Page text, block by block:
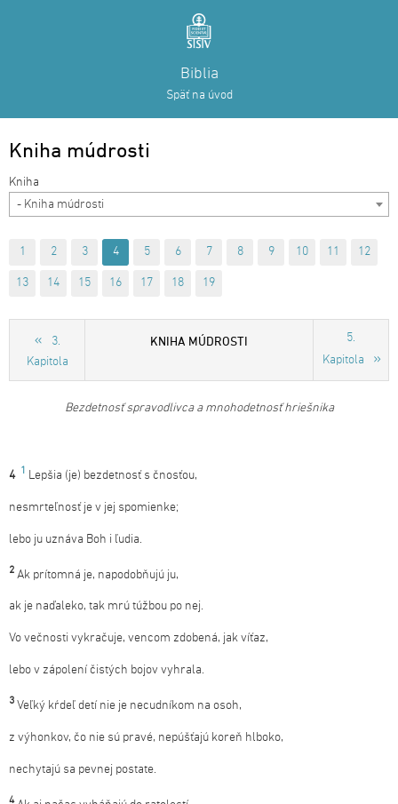
Biblia
Späť na úvod
Kniha múdrosti
- Kniha múdrosti
1 2 3 4 5 6 7 8 9 10 11 12
13 14 15 16 17 18 19
3.
Kapitola
KNIHA MÚDROSTI
5.
Kapitola
Bezdetnosť spravodlivca a mnohodetnosť hriešnika
4 1 Lepšia (je) bezdetnosť s čnosťou,
nesmrteľnosť je v jej spomienke;
lebo ju uznáva Boh i ľudia.
2 Ak prítomná je, napodobňujú ju,
ak je naďaleko, tak mrú túžbou po nej.
Vo večnosti vykračuje, vencom zdobená, jak víťaz,
lebo v zápolení čistých bojov vyhrala.
3 Veľký kŕdeľ detí nie je necudníkom na osoh,
z výhonkov, čo nie sú pravé, nepúšťajú koreň hlboko,
nechytajú sa pevnej postate.
4